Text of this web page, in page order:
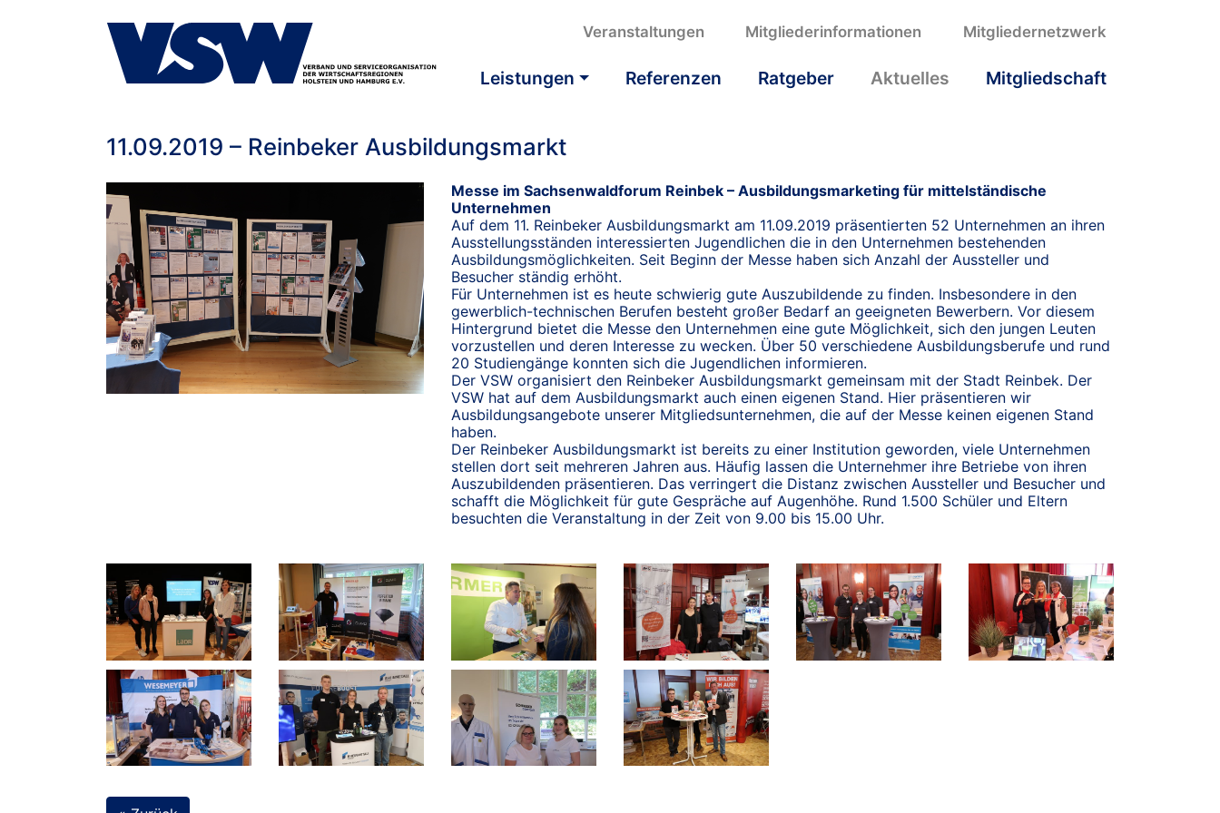
Veranstaltungen Mitgliederinformationen Mitgliedernetzwerk
Leistungen Referenzen Ratgeber Aktuelles Mitgliedschaft
11.09.2019 – Reinbeker Ausbildungsmarkt
Messe im Sachsenwaldforum Reinbek – Ausbildungsmarketing für mittelständische
Unternehmen
Auf dem 11. Reinbeker Ausbildungsmarkt am 11.09.2019 präsentierten 52 Unternehmen an ihren
Ausstellungsständen interessierten Jugendlichen die in den Unternehmen bestehenden
Ausbildungsmöglichkeiten. Seit Beginn der Messe haben sich Anzahl der Aussteller und
Besucher ständig erhöht.
Für Unternehmen ist es heute schwierig gute Auszubildende zu finden. Insbesondere in den
gewerblich-technischen Berufen besteht großer Bedarf an geeigneten Bewerbern. Vor diesem
Hintergrund bietet die Messe den Unternehmen eine gute Möglichkeit, sich den jungen Leuten
vorzustellen und deren Interesse zu wecken. Über 50 verschiedene Ausbildungsberufe und rund
20 Studiengänge konnten sich die Jugendlichen informieren.
Der VSW organisiert den Reinbeker Ausbildungsmarkt gemeinsam mit der Stadt Reinbek. Der
VSW hat auf dem Ausbildungsmarkt auch einen eigenen Stand. Hier präsentieren wir
Ausbildungsangebote unserer Mitgliedsunternehmen, die auf der Messe keinen eigenen Stand
haben.
Der Reinbeker Ausbildungsmarkt ist bereits zu einer Institution geworden, viele Unternehmen
stellen dort seit mehreren Jahren aus. Häufig lassen die Unternehmer ihre Betriebe von ihren
Auszubildenden präsentieren. Das verringert die Distanz zwischen Aussteller und Besucher und
schafft die Möglichkeit für gute Gespräche auf Augenhöhe. Rund 1.500 Schüler und Eltern
besuchten die Veranstaltung in der Zeit von 9.00 bis 15.00 Uhr.